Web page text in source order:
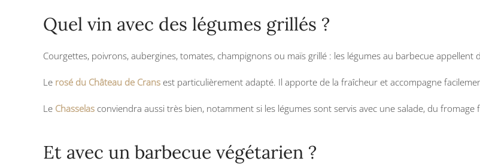
Quel vin avec des légumes grillés ?
Courgettes, poivrons, aubergines, tomates, champignons ou maïs grillé : les légumes au barbecue appellent
Le rosé du Château de Crans est particulièrement adapté. Il apporte de la fraîcheur et accompagne
Le Chasselas conviendra aussi très bien, notamment si les légumes sont servis avec une salade, du fromage
Et avec un barbecue végétarien ?